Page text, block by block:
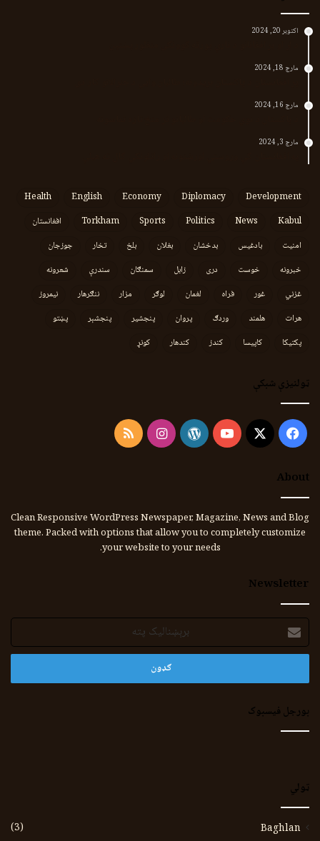
اکتوبر 20, 2024
مارچ 18, 2024
مارچ 16, 2024
مارچ 3, 2024
Development
Diplomacy
Economy
English
Health
Kabul
News
Politics
Sports
Torkham
افغانستان
امنیت
بادغیس بدخشان بغلان بلخ تخار
جوزجان
خبرونه
خوست دری زابل سمنګان سندرې
شعرونه
غزني
غور فراه لغمان لوګر مزار ننګرهار
نیمروز
هرات
هلمند وردګ پروان پنجشیر پنجشېر
پښتو
پکتیکا
کاپیسا کندز کندهار کونړ
ټولنیزې شبکې
Facebook
X
YouTube
WordPress
Instagram
RSS
About
Clean Responsive WordPress Newspaper, Magazine, News and Blog
theme. Packed with options that allow you to completely customize
your website to your needs.
Newsletter
برېښنالیک
پته
بورجل فیسبوک
ټولي
Baghlan
(3)